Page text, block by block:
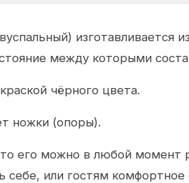
изготавливается
между которыми
чёрного цвета.
ножки (опоры).
его можно в любой
или гостям комфортное